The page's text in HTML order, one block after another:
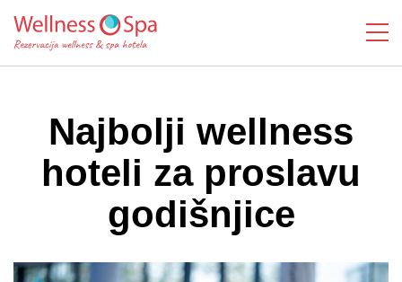
Najbolji wellness
hoteli za proslavu
godišnjice